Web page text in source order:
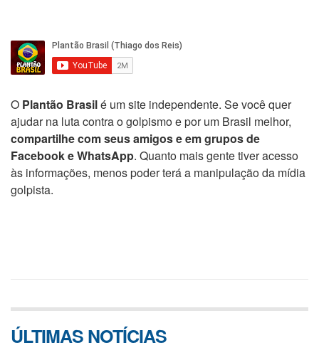
O Plantão Brasilé um site independente. Se você quer
ajudar na luta contra o golpismo e por um Brasil melhor,
compartilhe com seus amigos e em grupos de
Facebook e WhatsApp. Quanto mais gente tiver acesso
às informações, menos poder terá a manipulação da mídia
golpista.
ÚLTIMAS NOTÍCIAS